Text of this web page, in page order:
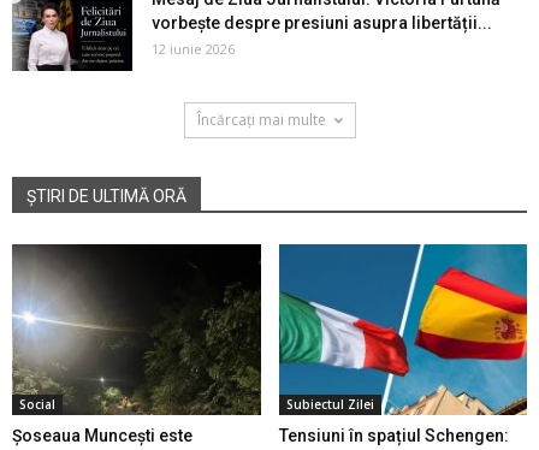
vorbește despre presiuni asupra libertății...
12 iunie 2026
Încărcați mai multe
ȘTIRI DE ULTIMĂ ORĂ
Social
Șoseaua Muncești este
Subiectul Zilei
Tensiuni în spațiul Schengen: